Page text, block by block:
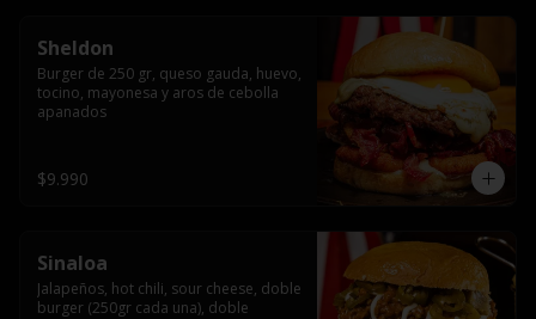
Sheldon
Burger de 250 gr, queso gauda, huevo,
tocino, mayonesa y aros de cebolla
apanados
$9.990
Sinaloa
Jalapeños, hot chili, sour cheese, doble
burger (250gr cada una), doble